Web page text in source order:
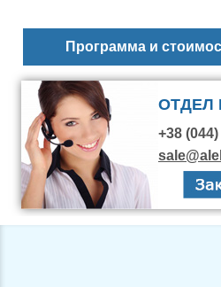
Программа и
ОТДЕЛ
+38